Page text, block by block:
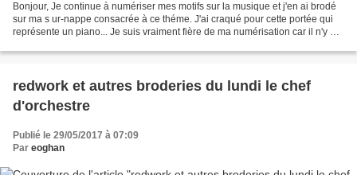
Bonjour, Je continue à numériser mes motifs sur la musique et j'en ai brodé
sur ma s ur-nappe consacrée à ce théme. J'ai craqué pour cette portée qui
représente un piano... Je suis vraiment fière de ma numérisation car il n'y a
redwork et autres broderies du lundi le chef
d'orchestre
Publié le 29/05/2017 à 07:09
Par eoghan